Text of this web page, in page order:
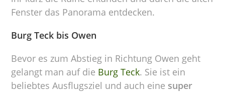
Fenster das Panorama entdecken.
Burg Teck bis Owen
Bevor es zum Abstieg in Richtung Owen geht
gelangt man auf die Burg Teck. Sie ist ein
beliebtes Ausflugsziel und auch eine super